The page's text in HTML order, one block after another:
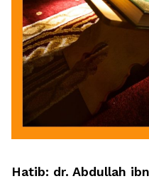
Hatib: dr. Abdullah